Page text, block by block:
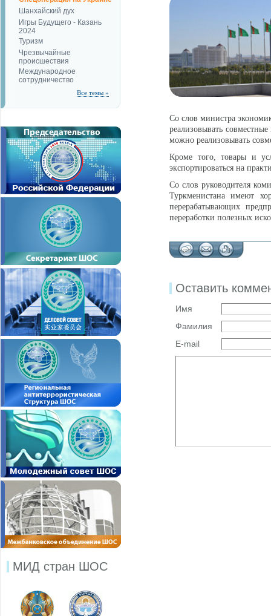
Шанхайский дух
Игры Будущего - Казань
2024
Туризм
Чрезвычайные
происшествия
Международное
сотрудничество
Все темы »
МИД стран ШОС
Со слов министра
реализовывать
можно реализовывать
Кроме того, товары и
экспортироваться на
Со слов руководителя
Туркменистана имеют
перерабатывающих
переработки полезных
Оставить
Имя
Фамилия
E-mail